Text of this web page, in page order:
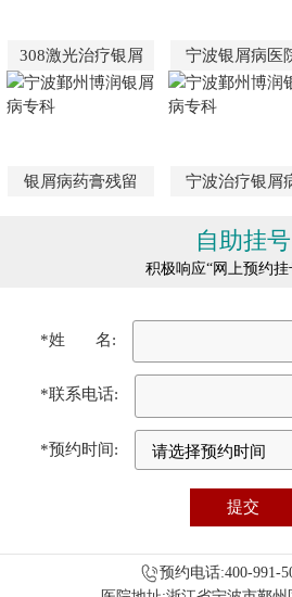
308激光治疗银屑 宁波银屑病医
银屑病药膏残留 宁波治疗银屑
自助挂号
积极响应“网上预约挂
*姓 名:
*联系电话:
*预约时间:
预约电话:400-991-